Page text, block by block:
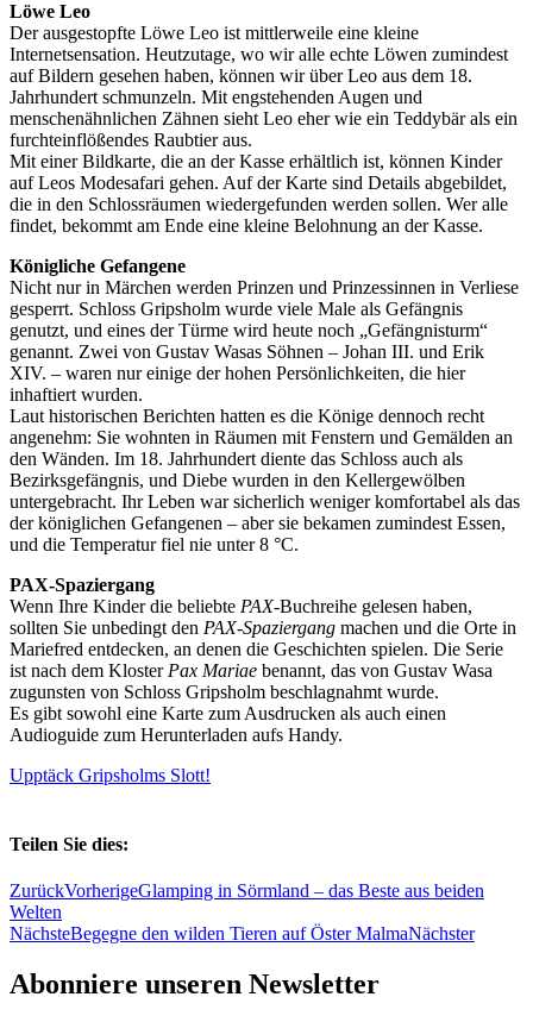
Löwe Leo
Der ausgestopfte Löwe Leo ist mittlerweile eine kleine
Internetsensation. Heutzutage, wo wir alle echte Löwen zumindest
auf Bildern gesehen haben, können wir über Leo aus dem 18.
Jahrhundert schmunzeln. Mit engstehenden Augen und
menschenähnlichen Zähnen sieht Leo eher wie ein Teddybär als ein
furchteinflößendes Raubtier aus.
Mit einer Bildkarte, die an der Kasse erhältlich ist, können Kinder
auf Leos Modesafari gehen. Auf der Karte sind Details abgebildet,
die in den Schlossräumen wiedergefunden werden sollen. Wer alle
findet, bekommt am Ende eine kleine Belohnung an der Kasse.
Königliche Gefangene
Nicht nur in Märchen werden Prinzen und Prinzessinnen in Verliese
gesperrt. Schloss Gripsholm wurde viele Male als Gefängnis
genutzt, und eines der Türme wird heute noch „Gefängnisturm“
genannt. Zwei von Gustav Wasas Söhnen – Johan III. und Erik
XIV. – waren nur einige der hohen Persönlichkeiten, die hier
inhaftiert wurden.
Laut historischen Berichten hatten es die Könige dennoch recht
angenehm: Sie wohnten in Räumen mit Fenstern und Gemälden an
den Wänden. Im 18. Jahrhundert diente das Schloss auch als
Bezirksgefängnis, und Diebe wurden in den Kellergewölben
untergebracht. Ihr Leben war sicherlich weniger komfortabel als das
der königlichen Gefangenen – aber sie bekamen zumindest Essen,
und die Temperatur fiel nie unter 8 °C.
PAX-Spaziergang
Wenn Ihre Kinder die beliebte PAX-Buchreihe gelesen haben,
sollten Sie unbedingt den PAX-Spaziergang machen und die Orte in
Mariefred entdecken, an denen die Geschichten spielen. Die Serie
ist nach dem Kloster Pax Mariae benannt, das von Gustav Wasa
zugunsten von Schloss Gripsholm beschlagnahmt wurde.
Es gibt sowohl eine Karte zum Ausdrucken als auch einen
Audioguide zum Herunterladen aufs Handy.
Upptäck Gripsholms Slott!
Teilen Sie dies:
ZurückVorherigeGlamping in Sörmland – das Beste aus beiden
Welten
NächsteBegegne den wilden Tieren auf Öster MalmaNächster
Abonniere unseren Newsletter